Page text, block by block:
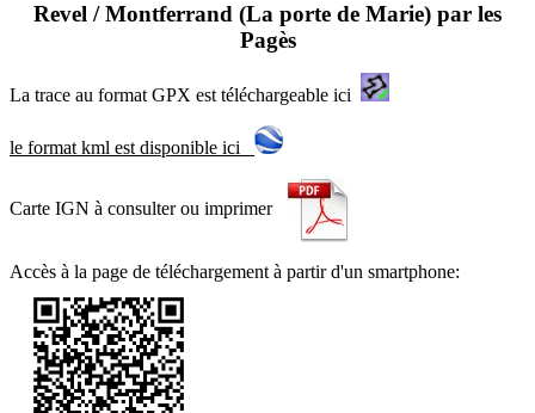
Revel / Montferrand (La porte de Marie) par les
Pagès
La trace au format GPX est téléchargeable ici
le format kml est disponible ici
Carte IGN à consulter ou imprimer
Accès à la page de téléchargement à partir d'un smartphone: